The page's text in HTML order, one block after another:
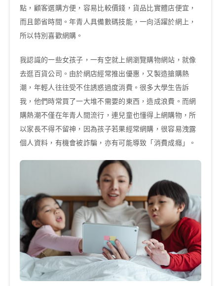
點，顧客選購方便，容易比較價錢，貨品比實體店便宜，
而且節省時間。年青人具備數碼技能，一向活躍於網上，
所以特別喜歡網購。
我認識的一些女孩子，一有空就上網瀏覽購物網站，就像
去逛百貨公司。由於網店經常推出優惠，又製造搶購熱
潮，年輕人往往受不住誘惑過度消費。很多大學生告訴
我，他們時常買了一大堆不需要的東西，造成浪費。而網
購熱潮不僅在年青人間流行，連兒童也懂得上網購物，所
以家長不得不留神，因為孩子若果經常網購，很容易洩露
個人資料，有機會被詐騙，亦有可能導致「消費成癮」。